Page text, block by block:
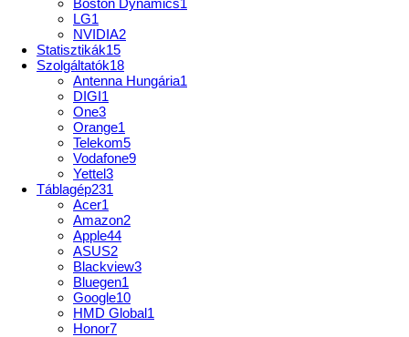
Boston Dynamics1
LG1
NVIDIA2
Statisztikák15
Szolgáltatók18
Antenna Hungária1
DIGI1
One3
Orange1
Telekom5
Vodafone9
Yettel3
Táblagép231
Acer1
Amazon2
Apple44
ASUS2
Blackview3
Bluegen1
Google10
HMD Global1
Honor7